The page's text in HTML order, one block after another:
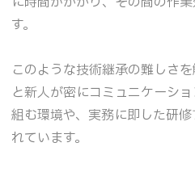
す。
このような技術継承の難しさ
と新人が密にコミュニケーシ
組む環境や、実務に即した研
れています。